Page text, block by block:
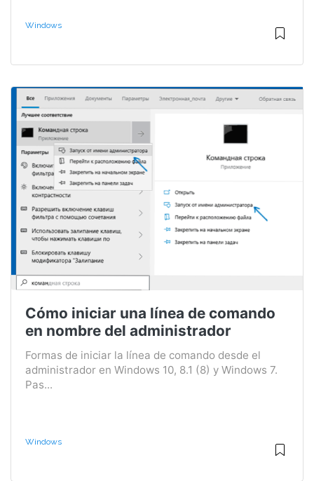
Windows
Cómo iniciar una línea de comando
en nombre del administrador
Formas de iniciar la línea de comando desde el
administrador en Windows 10, 8.1 (8) y Windows 7.
Pas...
Windows